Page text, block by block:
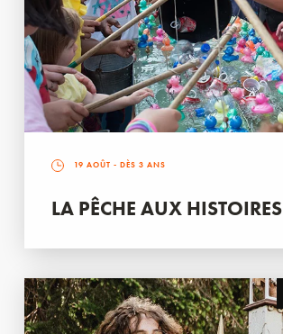
19 AOÛT - DÈS 3 ANS
LA PÊCHE AUX HISTOIRES